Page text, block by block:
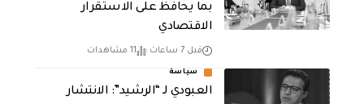
بما يحافظ على الاستقرار
الاقتصادي
قبل 7 ساعات 11 مشاهدات
سياسة
العبودي لـ “الرشيد”: الانتشار